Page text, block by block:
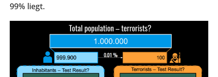
99% liegt.